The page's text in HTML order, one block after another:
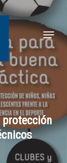
Menu
Close
Menu